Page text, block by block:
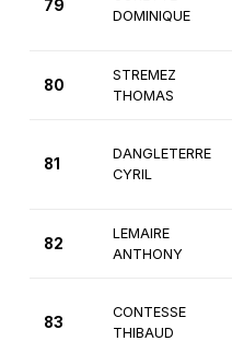
79
DOMINIQUE
80
STREMEZ
THOMAS
81
DANGLETERRE
CYRIL
82
LEMAIRE
ANTHONY
83
CONTESSE
THIBAUD